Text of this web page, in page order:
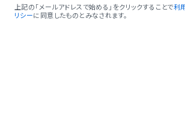
上記の「メールアドレスで始める」をクリックすることで利
リシーに同意したものとみなされます。